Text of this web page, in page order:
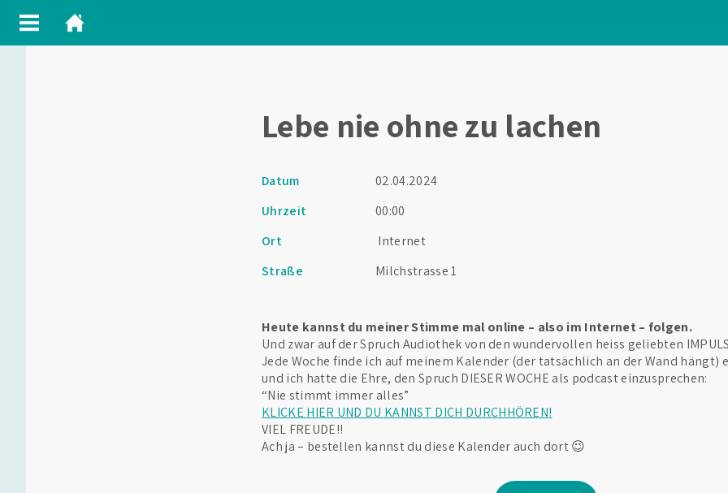
Lebe nie ohne zu lachen
Datum
02.04.2024
Uhrzeit
00:00
Ort
Internet
Straße
Milchstrasse 1
Heute kannst du meiner Stimme mal online – also im Internet – folgen.
Und zwar auf der Spruch Audiothek von den wundervollen heiss geliebten
Jede Woche finde ich auf meinem Kalender (der tatsächlich an der Wand hängt)
und ich hatte die Ehre, den Spruch DIESER WOCHE als podcast einzusprechen:
“Nie stimmt immer alles”
KLICKE HIER UND DU KANNST DICH DURCHHÖREN!
VIEL FREUDE!!
Ach ja – bestellen kannst du diese Kalender auch dort 😉